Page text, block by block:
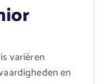
variëren
en